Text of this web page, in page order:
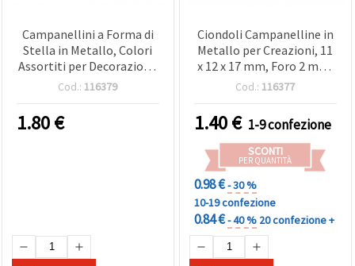
Campanellini a Forma di
Stella in Metallo, Colori
Assortiti per Decorazioni,
30 x 33 x 10 mm, Foro 3
Cod.: 116379
1.80€
Ciondoli Campanelline in
Metallo per Creazioni, 11
x 12 x 17 mm, Foro 2 mm,
Colore Argento - 10 pz
Cod.: 116377
1.40€ 1-9 confezione
SCONTI
PER QUANTITÀ
0.98 €- 30 %
10-19 confezione
0.84 €- 40 % 20 confezione +